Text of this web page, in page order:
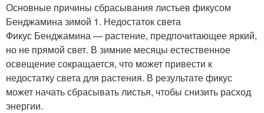
Основные причины сбрасывания листьев фикусом
Бенджамина зимой 1. Недостаток света
Фикус Бенджамина — растение, предпочитающее яркий,
но не прямой свет. В зимние месяцы естественное
освещение сокращается, что может привести к
недостатку света для растения. В результате фикус
может начать сбрасывать листья, чтобы снизить расход
энергии.